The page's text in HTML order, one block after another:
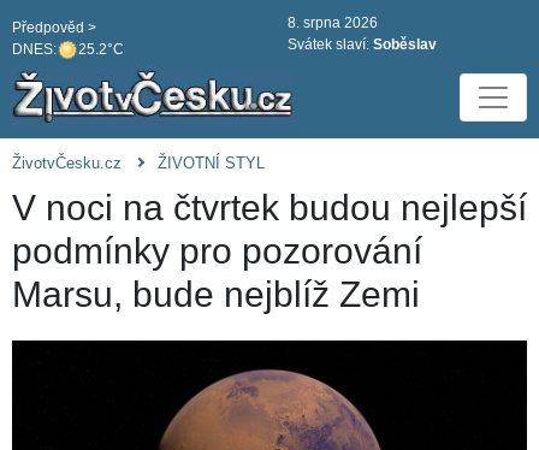
DNES: 25.2°C
Předpověd >
8. srpna 2026
Svátek slaví: Soběslav
ŽivotvČesku.cz ŽIVOTNÍ STYL
V noci na čtvrtek budou nejlepší
podmínky pro pozorování
Marsu, bude nejblíž Zemi